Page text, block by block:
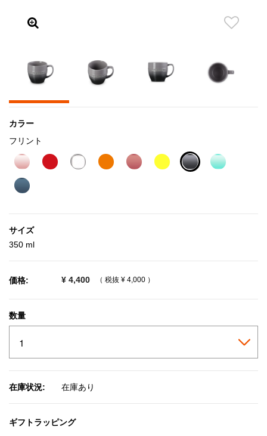
カラー
フリント
サイズ
350 ml
価格: ¥ 4,400 （ 税抜 ¥ 4,000 ）
数量
在庫状況: 在庫あり
ギフトラッピング